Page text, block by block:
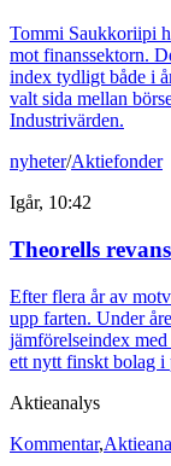
Tommi Saukkoriipi
mot finanssektorn.
index tydligt både i
valt sida mellan
Industrivärden.
nyheter/Aktiefonder
Igår, 10:42
Theorells
Efter flera år av
upp farten. Under
jämförelseindex
ett nytt finskt bolag i
Aktieanalys
Kommentar,